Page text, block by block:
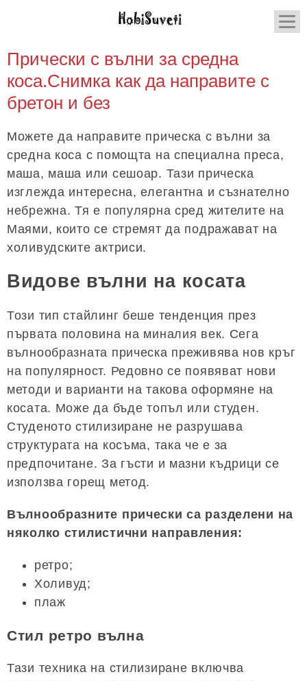
Прически с вълни за средна
коса.Снимка как да направите с
бретон и без
Можете да направите прическа с вълни за
средна коса с помощта на специална преса,
маша, маша или сешоар. Тази прическа
изглежда интересна, елегантна и съзнателно
небрежна. Тя е популярна сред жителите на
Маями, които се стремят да подражават на
холивудските актриси.
Видове вълни на косата
Този тип стайлинг беше тенденция през
първата половина на миналия век. Сега
вълнообразната прическа преживява нов кръг
на популярност. Редовно се появяват нови
методи и варианти на такова оформяне на
косата. Може да бъде топъл или студен.
Студеното стилизиране не разрушава
структурата на косъма, така че е за
предпочитане. За гъсти и мазни къдрици се
използва горещ метод.
Вълнообразните прически са разделени на
няколко стилистични направления:
ретро;
Холивуд;
плаж
Стил ретро вълна
Тази техника на стилизиране включва